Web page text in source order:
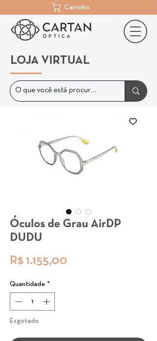
Cartan Óptica | Óculos De Grau | Porto Alegre
Carrinho
LOJA VIRTUAL
Óculos de Grau AirDP
DUDU
R$ 1.155,00
Quantidade *
Esgotado